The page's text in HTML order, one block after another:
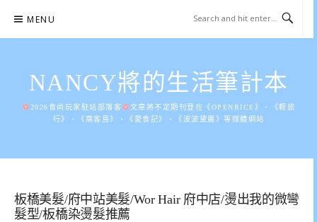
content
MENU
NANCY將的生活筆計本
2026食尚玩家駐站部落客
文章將不定期刊登在《OPENRICE》、《輕旅
行》、《窩客島》、《愛食記》、《波波黛麗》等媒體網站
板橋美髮/府中站美髮/Wor Hair 府中店/燙出我的微彎
髮型/板橋染燙髮推薦